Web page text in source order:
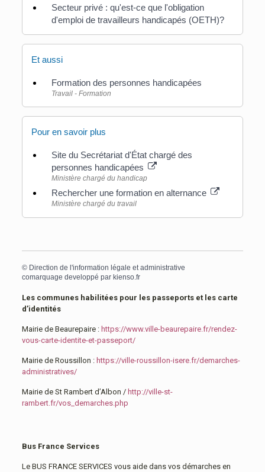
Secteur privé : qu'est-ce que l'obligation
d'emploi de travailleurs handicapés (OETH)?
Et aussi
Formation des personnes handicapées
Travail - Formation
Pour en savoir plus
Site du Secrétariat d'État chargé des
personnes handicapées
Ministère chargé du handicap
Rechercher une formation en alternance
Ministère chargé du travail
© Direction de l'information légale et administrative
comarquage developpé par kienso.fr
Les communes habilitées pour les passeports et les carte
d’identités
Mairie de Beaurepaire : https://www.ville-beaurepaire.fr/rendez-
vous-carte-identite-et-passeport/
Mairie de Roussillon : https://ville-roussillon-isere.fr/demarches-
administratives/
Mairie de St Rambert d’Albon / http://ville-st-
rambert.fr/vos_demarches.php
Bus France Services
Le BUS FRANCE SERVICES vous aide dans vos démarches en